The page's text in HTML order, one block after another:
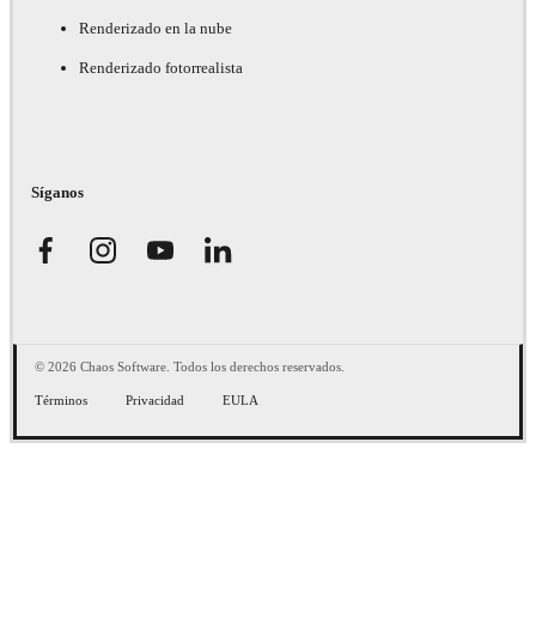
Renderizado en la nube
Renderizado fotorrealista
Síganos
© 2026 Chaos Software. Todos los derechos reservados.
Términos Privacidad EULA